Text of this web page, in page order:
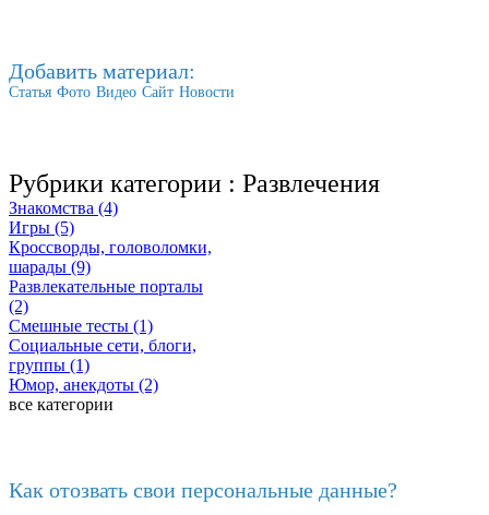
Добавить материал:
Статья Фото Видео Сайт Новости
Рубрики категории : Развлечения
Знакомства (4)
Игры (5)
Кроссворды, головоломки,
шарады (9)
Развлекательные порталы
(2)
Смешные тесты (1)
Социальные сети, блоги,
группы (1)
Юмор, анекдоты (2)
все категории
Как отозвать свои персональные данные?